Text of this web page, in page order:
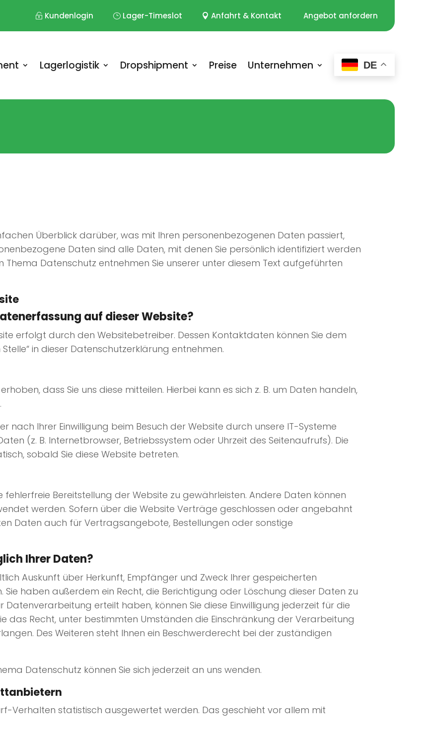
Kundenlogin Lager-Timeslot Anfahrt & Kontakt Angebot anfordern
Lagerlogistik Dropshipment Preise Unternehmen DE
Überblick darüber, was mit Ihren personenbezogenen Daten passiert,
Daten sind alle Daten, mit denen Sie persönlich identifiziert werden
Thema Datenschutz entnehmen Sie unserer unter diesem Text aufgeführten
auf dieser Website?
erfolgt durch den Websitebetreiber. Dessen Kontaktdaten können Sie dem
in dieser Datenschutzerklärung entnehmen.
dass Sie uns diese mitteilen. Hierbei kann es sich z. B. um Daten handeln,
Ihrer Einwilligung beim Besuch der Website durch unsere IT-Systeme
(z. B. Internetbrowser, Betriebssystem oder Uhrzeit des Seitenaufrufs). Die
sobald Sie diese Website betreten.
fehlerfreie Bereitstellung der Website zu gewährleisten. Andere Daten können
werden. Sofern über die Website Verträge geschlossen oder angebahnt
Daten auch für Vertragsangebote, Bestellungen oder sonstige
Ihrer Daten?
Auskunft über Herkunft, Empfänger und Zweck Ihrer gespeicherten
haben außerdem ein Recht, die Berichtigung oder Löschung dieser Daten zu
Datenverarbeitung erteilt haben, können Sie diese Einwilligung jederzeit für die
das Recht, unter bestimmten Umständen die Einschränkung der Verarbeitung
Des Weiteren steht Ihnen ein Beschwerderecht bei der zuständigen
Datenschutz können Sie sich jederzeit an uns wenden.
Verhalten statistisch ausgewertet werden. Das geschieht vor allem mit